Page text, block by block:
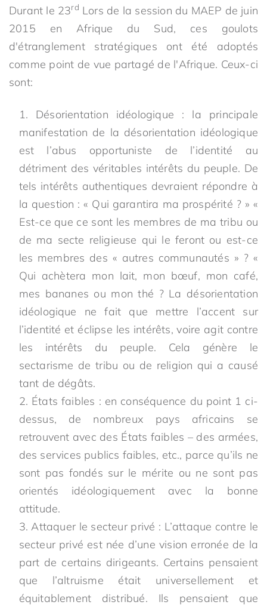
Durant le 23rd Lors de la session du MAEP de juin
2015 en Afrique du Sud, ces goulots
d'étranglement stratégiques ont été adoptés
comme point de vue partagé de l'Afrique. Ceux-ci
sont:
Désorientation idéologique : la principale
manifestation de la désorientation idéologique
est l’abus opportuniste de l’identité au
détriment des véritables intérêts du peuple. De
tels intérêts authentiques devraient répondre à
la question : « Qui garantira ma prospérité ? » «
Est-ce que ce sont les membres de ma tribu ou
de ma secte religieuse qui le feront ou est-ce
les membres des « autres communautés » ? «
Qui achètera mon lait, mon bœuf, mon café,
mes bananes ou mon thé ? La désorientation
idéologique ne fait que mettre l’accent sur
l’identité et éclipse les intérêts, voire agit contre
les intérêts du peuple. Cela génère le
sectarisme de tribu ou de religion qui a causé
tant de dégâts.
États faibles : en conséquence du point 1 ci-
dessus, de nombreux pays africains se
retrouvent avec des États faibles – des armées,
des services publics faibles, etc., parce qu’ils ne
sont pas fondés sur le mérite ou ne sont pas
orientés idéologiquement avec la bonne
attitude.
Attaquer le secteur privé : L’attaque contre le
secteur privé est née d’une vision erronée de la
part de certains dirigeants. Certains pensaient
que l’altruisme était universellement et
équitablement distribué. Ils pensaient que